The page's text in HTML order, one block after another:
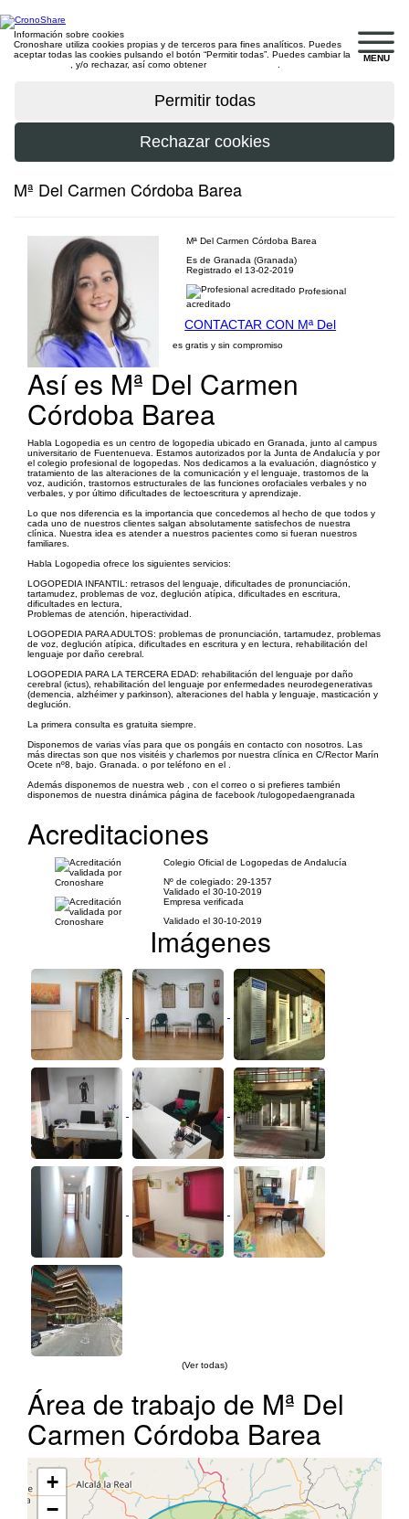
MENU
Información sobre cookies
Cronoshare utiliza cookies propias y de terceros para fines analíticos. Puedes
aceptar todas las cookies pulsando el botón “Permitir todas”. Puedes cambiar la
, y/o rechazar, así como obtener
Mª Del Carmen Córdoba Barea
Mª Del Carmen Córdoba Barea
Es de Granada (Granada)
Registrado el 13-02-2019
Profesional
acreditado
CONTACTAR CON Mª Del
es gratis y sin compromiso
Así es Mª Del Carmen
Córdoba Barea
Habla Logopedia es un centro de logopedia ubicado en Granada, junto al campus
universitario de Fuentenueva. Estamos autorizados por la Junta de Andalucía y por
el colegio profesional de logopedas. Nos dedicamos a la evaluación, diagnóstico y
tratamiento de las alteraciones de la comunicación y el lenguaje, trastornos de la
voz, audición, trastornos estructurales de las funciones orofaciales verbales y no
verbales, y por último dificultades de lectoescritura y aprendizaje.
Lo que nos diferencia es la importancia que concedemos al hecho de que todos y
cada uno de nuestros clientes salgan absolutamente satisfechos de nuestra
clínica. Nuestra idea es atender a nuestros pacientes como si fueran nuestros
familiares.
Habla Logopedia ofrece los siguientes servicios:
LOGOPEDIA INFANTIL: retrasos del lenguaje, dificultades de pronunciación,
tartamudez, problemas de voz, deglución atípica, dificultades en escritura,
dificultades en lectura,
Problemas de atención, hiperactividad.
LOGOPEDIA PARA ADULTOS: problemas de pronunciación, tartamudez, problemas
de voz, deglución atípica, dificultades en escritura y en lectura, rehabilitación del
lenguaje por daño cerebral.
LOGOPEDIA PARA LA TERCERA EDAD: rehabilitación del lenguaje por daño
cerebral (ictus), rehabilitación del lenguaje por enfermedades neurodegenerativas
(demencia, alzhéimer y parkinson), alteraciones del habla y lenguaje, masticación y
deglución.
La primera consulta es gratuita siempre.
Disponemos de varias vías para que os pongáis en contacto con nosotros. Las
más directas son que nos visitéis y charlemos por nuestra clínica en C/Rector Marín
Ocete nº8, bajo. Granada. o por teléfono en el .
Además disponemos de nuestra web , con el correo o si prefieres también
disponemos de nuestra dinámica página de facebook /tulogopedaengranada
Acreditaciones
Colegio Oficial de Logopedas de Andalucía
Nº de colegiado: 29-1357
Validado el 30-10-2019
Empresa verificada
Validado el 30-10-2019
Imágenes
(Ver todas)
Área de trabajo de Mª Del
Carmen Córdoba Barea
+
−